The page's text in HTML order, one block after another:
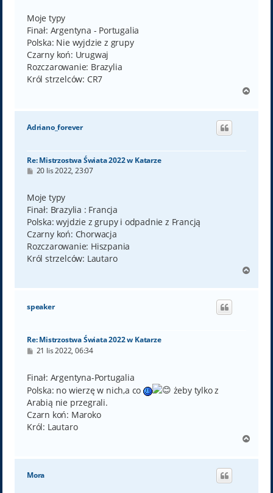
t
Moje typy
Finał: Argentyna - Portugalia
Polska: Nie wyjdzie z grupy
Czarny koń: Urugwaj
Rozczarowanie: Brazylia
Król strzelców: CR7
g
Adriano_forever
Re: Mistrzostwa Świata 2022 w Katarze
P
t
20 lis 2022, 23:07
Moje typy
Finał: Brazylia : Francja
Polska: wyjdzie z grupy i odpadnie z Francją
Czarny koń: Chorwacja
Rozczarowanie: Hiszpania
Król strzelców: Lautaro
g
speaker
Re: Mistrzostwa Świata 2022 w Katarze
P
t
21 lis 2022, 06:34
Finał: Argentyna-Portugalia
Polska: no wierzę w nich,a co
żeby tylko z
Arabią nie przegrali.
Czarn koń: Maroko
Król: Lautaro
g
Mora